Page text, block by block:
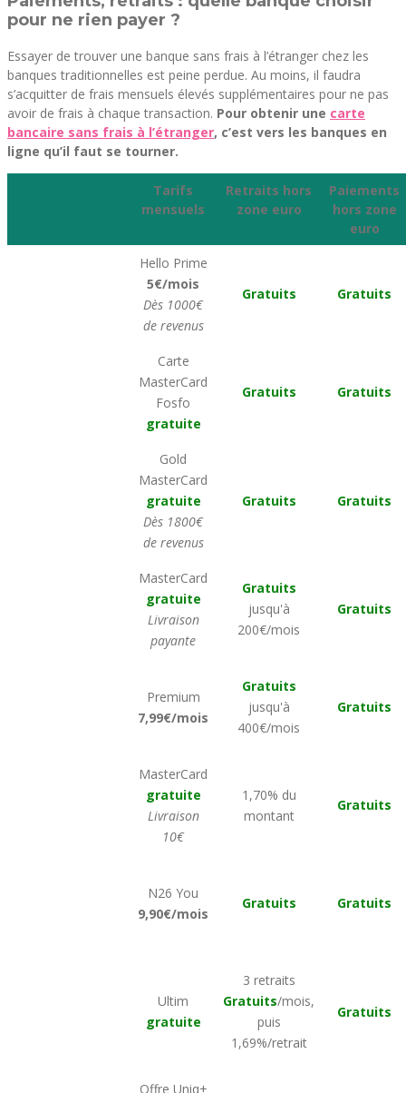
pour ne rien payer ?
Essayer de trouver une banque sans frais à l’étranger chez les
banques traditionnelles est peine perdue. Au moins, il faudra
s’acquitter de frais mensuels élevés supplémentaires pour ne pas
avoir de frais à chaque transaction. Pour obtenir une carte
bancaire sans frais à l’étranger, c’est vers les banques en
ligne qu’il faut se tourner.
Tarifs
mensuels
Retraits hors
zone euro
Paiements
hors zone
euro
Hello Prime
5€/mois
Dès 1000€
de revenus
Gratuits Gratuits
Carte
MasterCard
Fosfo
gratuite
Gratuits Gratuits
Gold
MasterCard
gratuite
Dès 1800€
de revenus
Gratuits Gratuits
MasterCard
gratuite
Livraison
payante
Gratuits
jusqu'à
200€/mois
Gratuits
Premium
7,99€/mois
Gratuits
jusqu'à
400€/mois
Gratuits
MasterCard
gratuite
Livraison
10€
1,70% du
montant
Gratuits
N26 You
9,90€/mois
Gratuits Gratuits
Ultim
gratuite
3 retraits
Gratuits/mois,
puis
1,69%/retrait
Gratuits
Offre Uniq+